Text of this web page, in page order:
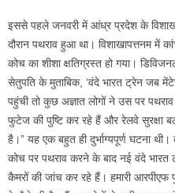
इससे पहले जनवरी में आंध्र प्रदेश के
दौरान पथराव हुआ था। विशाखापत्तनम में
कोच का शीशा क्षतिग्रस्त हो गया।
सेतुपति के मुताबिक, ‘वंदे भारत ट्रेन जब
पहुंची तो कुछ अज्ञात लोगों ने उस पर
फुटेज की पुष्टि कर रहे हैं और रेलवे सुरक्षा
है।” यह एक बहुत ही दुर्भाग्यपूर्ण घटना थी।
कोच पर पथराव करने के बाद नई वंदे
कैमरों की जांच कर रहे हैं। हमारी